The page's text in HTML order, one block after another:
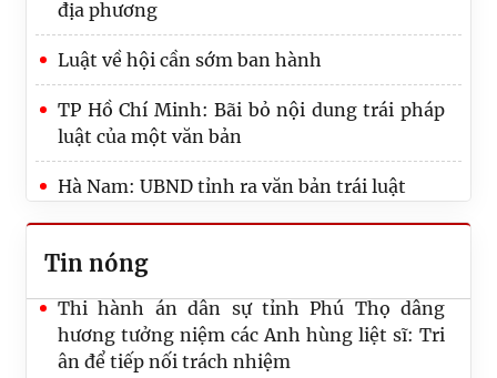
địa phương
Luật về hội cần sớm ban hành
TP Hồ Chí Minh: Bãi bỏ nội dung trái pháp
luật của một văn bản
Hà Nam: UBND tỉnh ra văn bản trái luật
Tin nóng
Thi hành án Phú Thọ giải phóng điểm
nghẽn, tạo động lực để tăng tốc đạt chỉ